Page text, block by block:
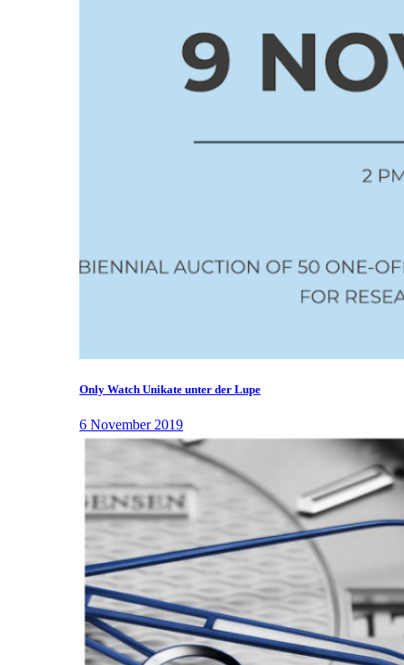
Only Watch Unikate unter der Lupe
6 November 2019